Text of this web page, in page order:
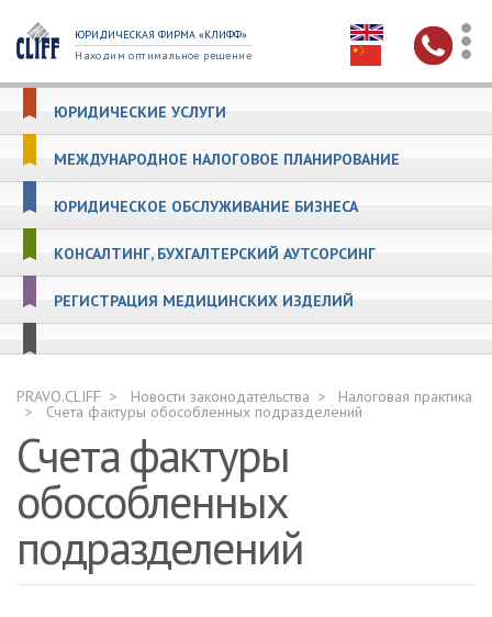
ЮРИДИЧЕСКАЯ ФИРМА «КЛИФФ»
Находим оптимальное решение
ЮРИДИЧЕСКИЕ УСЛУГИ
МЕЖДУНАРОДНОЕ НАЛОГОВОЕ ПЛАНИРОВАНИЕ
ЮРИДИЧЕСКОЕ ОБСЛУЖИВАНИЕ БИЗНЕСА
КОНСАЛТИНГ, БУХГАЛТЕРСКИЙ АУТСОРСИНГ
РЕГИСТРАЦИЯ МЕДИЦИНСКИХ ИЗДЕЛИЙ
PRAVO.CLIFF Новости законодательства Налоговая практика
Счета фактуры обособленных подразделений
Счета фактуры
обособленных
подразделений